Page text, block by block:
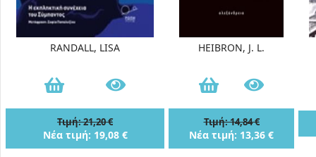
RANDALL, LISA
Τιμή: 21,20 €
Νέα τιμή: 19,08 €
HEIBRON, J. L.
Τιμή: 14,84 €
Νέα τιμή: 13,36 €